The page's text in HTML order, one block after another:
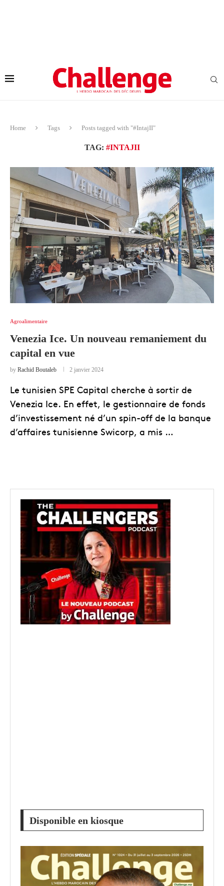
Home Tags Posts tagged with "#IntajII"
TAG: #INTAJII
Agroalimentaire
Venezia Ice. Un nouveau remaniement du
capital en vue
by Rachid Boutaleb 2 janvier 2024
Le tunisien SPE Capital cherche à sortir de
Venezia Ice. En effet, le gestionnaire de fonds
d’investissement né d’un spin-off de la banque
d’affaires tunisienne Swicorp, a mis …
Disponible en kiosque